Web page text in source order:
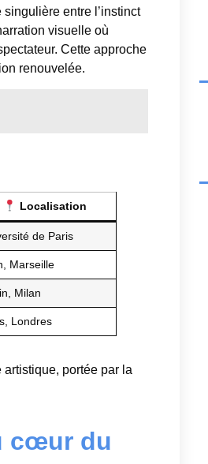
entre l’instinct
visuelle où
Cette approche
renouvelée.
Localisation
de Paris
Marseille
Milan
Londres
artistique, portée par la
cœur du